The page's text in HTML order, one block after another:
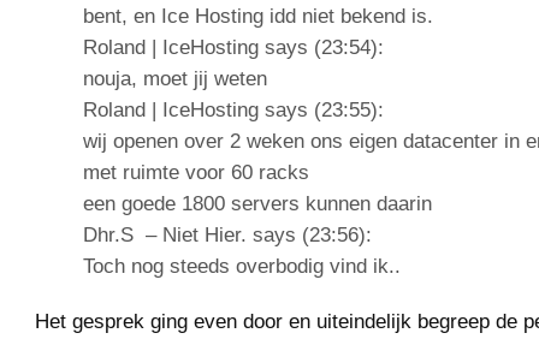
bent, en Ice Hosting idd niet bekend is.
Roland | IceHosting says (23:54):
nouja, moet jij weten
Roland | IceHosting says (23:55):
wij openen over 2 weken ons eigen datacenter in
met ruimte voor 60 racks
een goede 1800 servers kunnen daarin
Dhr.S – Niet Hier. says (23:56):
Toch nog steeds overbodig vind ik..
Het gesprek ging even door en uiteindelijk begreep de